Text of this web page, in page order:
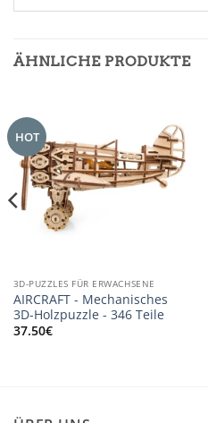
ÄHNLICHE PRODUKTE
HOT
3D-PUZZLES FÜR ERWACHSENE
AIRCRAFT - Mechanisches
3D-Holzpuzzle - 346 Teile
37.50€